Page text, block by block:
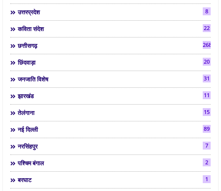
उत्तरप्रदेश 8
कविता संदेश 22
छत्तीसगढ़ 268
छिंदवाड़ा 20
जनजाति विशेष 31
झारखंड 11
तेलंगाना 15
नई दिल्ली 89
नरसिंहपुर 7
पश्चिम बंगाल 2
बरघाट 1